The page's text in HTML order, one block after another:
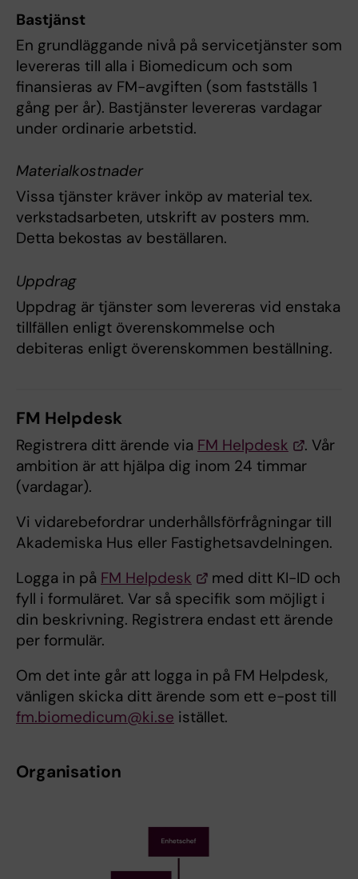
Bastjänst
En grundläggande nivå på servicetjänster som
levereras till alla i Biomedicum och som
finansieras av FM-avgiften (som fastställs 1
gång per år). Bastjänster levereras vardagar
under ordinarie arbetstid.
Materialkostnader
Vissa tjänster kräver inköp av material tex.
verkstadsarbeten, utskrift av posters mm.
Detta bekostas av beställaren.
Uppdrag
Uppdrag är tjänster som levereras vid enstaka
tillfällen enligt överenskommelse och
debiteras enligt överenskommen beställning.
FM Helpdesk
Registrera ditt ärende via FM Helpdesk
. Vår
ambition är att hjälpa dig inom 24 timmar
(vardagar).
Vi vidarebefordrar underhållsförfrågningar till
Akademiska Hus eller Fastighetsavdelningen.
Logga in på FM Helpdesk
med ditt KI-ID och
fyll i formuläret. Var så specifik som möjligt i
din beskrivning. Registrera endast ett ärende
per formulär.
Om det inte går att logga in på FM Helpdesk,
vänligen skicka ditt ärende som ett e-post till
fm.biomedicum@ki.se istället.
Organisation